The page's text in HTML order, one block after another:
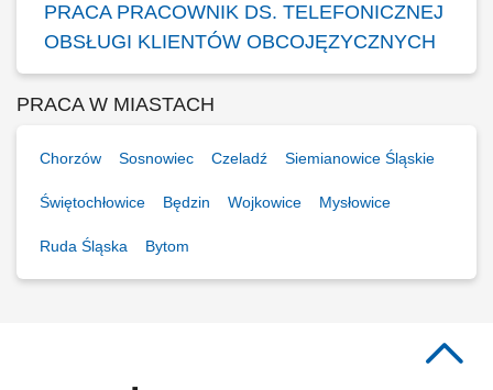
PRACA PRACOWNIK DS. TELEFONICZNEJ
OBSŁUGI KLIENTÓW OBCOJĘZYCZNYCH
PRACA W MIASTACH
Chorzów Sosnowiec Czeladź Siemianowice Śląskie
Świętochłowice Będzin Wojkowice Mysłowice
Ruda Śląska Bytom